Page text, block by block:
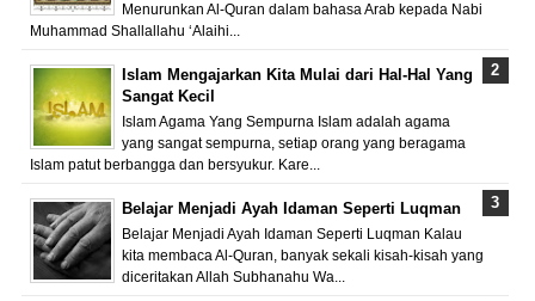
Menurunkan Al-Quran dalam bahasa Arab kepada Nabi
Muhammad Shallallahu ‘Alaihi...
Islam Mengajarkan Kita Mulai dari Hal-Hal Yang
Sangat Kecil
Islam Agama Yang Sempurna Islam adalah agama
yang sangat sempurna, setiap orang yang beragama
Islam patut berbangga dan bersyukur. Kare...
Belajar Menjadi Ayah Idaman Seperti Luqman
Belajar Menjadi Ayah Idaman Seperti Luqman Kalau
kita membaca Al-Quran, banyak sekali kisah-kisah yang
diceritakan Allah Subhanahu Wa...